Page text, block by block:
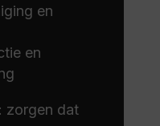
en
en
zorgen dat